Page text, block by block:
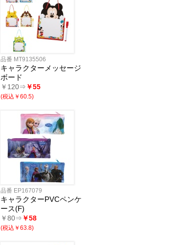
品番 MT9135506
キャラクターメッセージ
ボード
￥120⇒ ￥55
(税込￥60.5)
品番 EP167079
キャラクターPVCペンケ
ース(F)
￥80⇒ ￥58
(税込￥63.8)